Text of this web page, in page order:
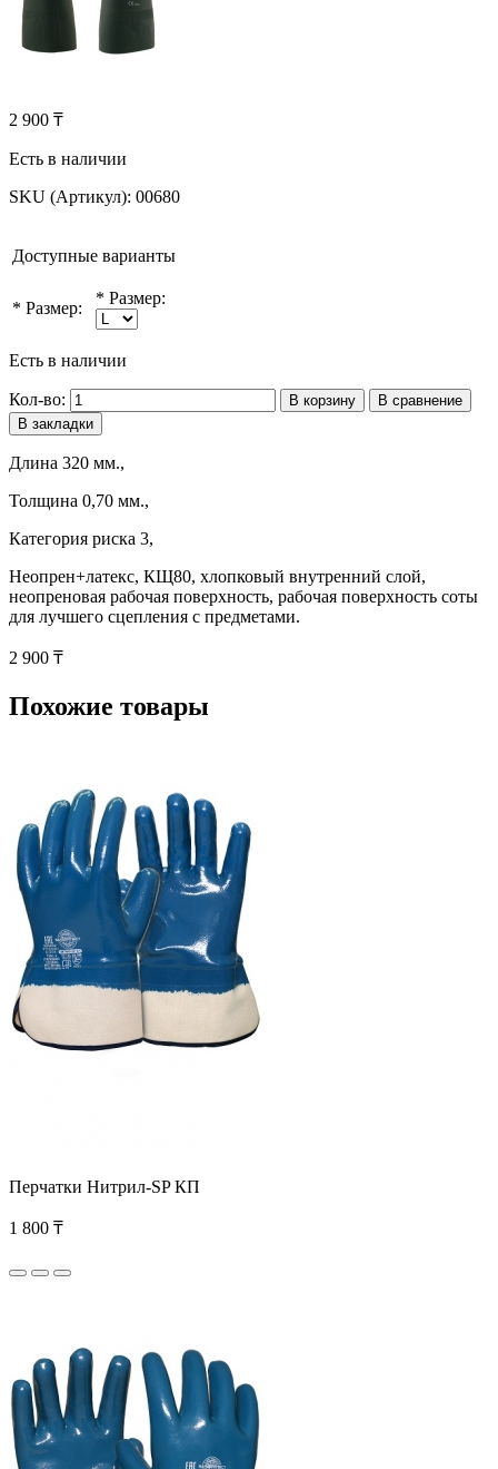
2 900 ₸
Есть в наличии
SKU (Артикул): 00680
Доступные варианты
* Размер:
* Размер:
Есть в наличии
Кол-во: В корзину
В сравнение
В закладки
Длина 320 мм.,
Толщина 0,70 мм.,
Категория риска 3,
Неопрен+латекс, КЩ80, хлопковый внутренний слой,
неопреновая рабочая поверхность, рабочая поверхность соты
для лучшего сцепления с предметами.
2 900 ₸
Похожие товары
Перчатки Нитрил-SP КП
1 800 ₸